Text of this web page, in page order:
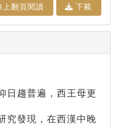
上翻⾴閱讀 下載
日趨普遍，西王母更
究發現，在西漢中晚